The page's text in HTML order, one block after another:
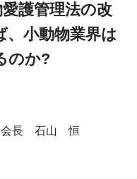
愛護管理法の改
、小動物業界は
のか?
会長 石山 恒